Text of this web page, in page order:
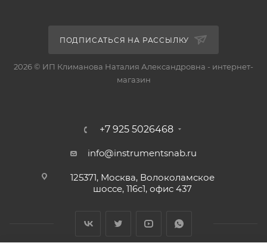
ПОДПИСАТЬСЯ НА РАССЫЛКУ
2026 © ИП Климанова Наталия Александровна - интернет-
магазин
+7 925 5026468
info@instrumentsnab.ru
125371, Москва, Волоколамское
шоссе, 116с1, офис 437